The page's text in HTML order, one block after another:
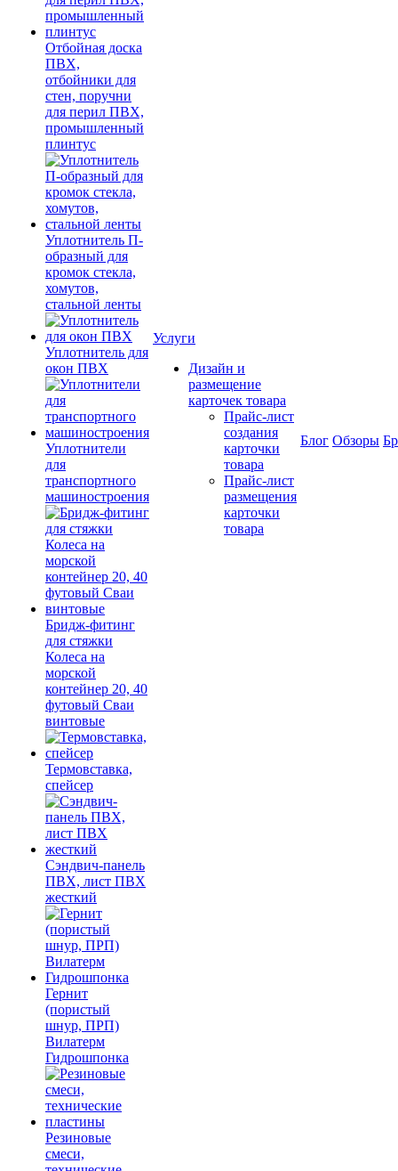
Отбойная доска
ПВХ,
отбойники для
стен, поручни
для перил ПВХ,
промышленный
плинтус
Уплотнитель П-
образный для
кромок стекла,
хомутов,
стальной ленты
Уплотнитель для
окон ПВХ
Уплотнители
для
транспортного
машиностроения
Бридж-фитинг
для стяжки
Колеса на
морской
контейнер 20, 40
футовый Сваи
винтовые
Термовставка,
спейсер
Сэндвич-панель
ПВХ, лист ПВХ
жесткий
Гернит
(пористый
шнур, ПРП)
Вилатерм
Гидрошпонка
Резиновые
смеси,
Услуги
Дизайн и
размещение
карточек товара
Прайс-лист
создания
карточки
товара
Прайс-лист
размещения
карточки
товара
Блог Обзоры